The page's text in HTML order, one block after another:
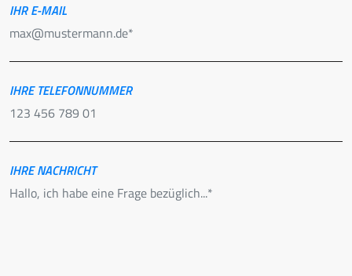
IHR E-MAIL
IHRE TELEFONNUMMER
IHRE NACHRICHT